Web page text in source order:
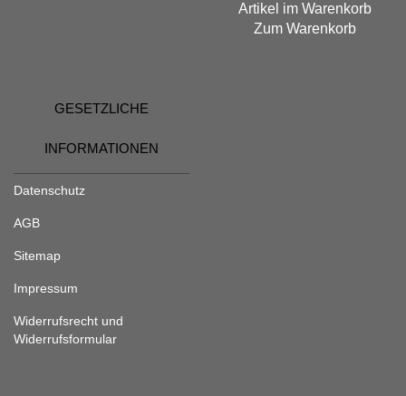
Artikel im Warenkorb
Zum Warenkorb
GESETZLICHE
INFORMATIONEN
Datenschutz
AGB
Sitemap
Impressum
Widerrufsrecht und
Widerrufsformular